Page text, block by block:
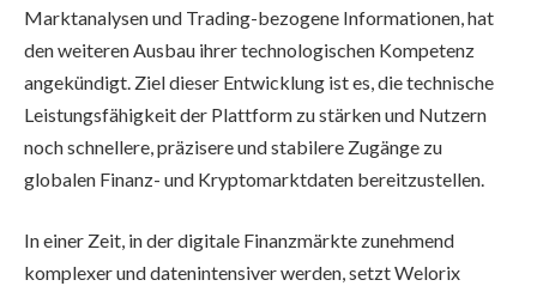
Marktanalysen und Trading-bezogene Informationen, hat
den weiteren Ausbau ihrer technologischen Kompetenz
angekündigt. Ziel dieser Entwicklung ist es, die technische
Leistungsfähigkeit der Plattform zu stärken und Nutzern
noch schnellere, präzisere und stabilere Zugänge zu
globalen Finanz- und Kryptomarktdaten bereitzustellen.
In einer Zeit, in der digitale Finanzmärkte zunehmend
komplexer und datenintensiver werden, setzt Welorix